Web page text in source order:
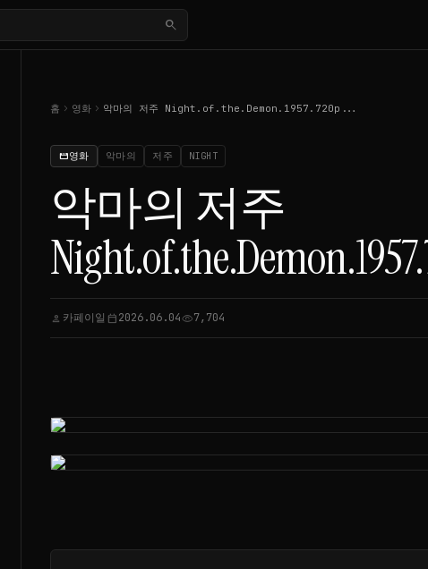
search
홈 chevron_right 영화 chevron_right 악마의 저주 Night.of.the.Demon.1957.720p...
movie영화 악마의 저주 NIGHT
악마의 저주
person 카페이일 calendar_today2026.06.04visibility7,704